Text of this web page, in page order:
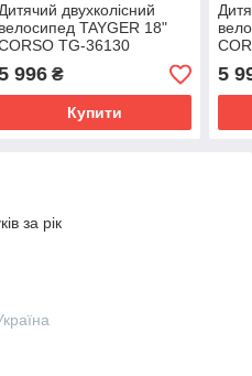
двухколісний
велосипед TAYGER 18"
TG-36130
алюмінієва рама дискові
додаткові колеса
бутилочка
996₴
Купити
5
за рік